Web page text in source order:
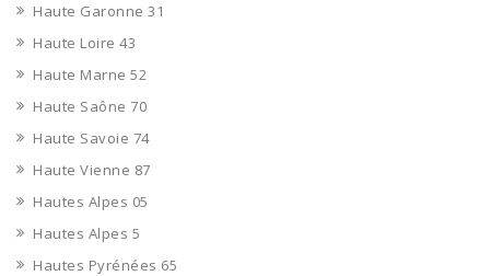
Haute Garonne 31
Haute Loire 43
Haute Marne 52
Haute Saône 70
Haute Savoie 74
Haute Vienne 87
Hautes Alpes 05
Hautes Alpes 5
Hautes Pyrénées 65